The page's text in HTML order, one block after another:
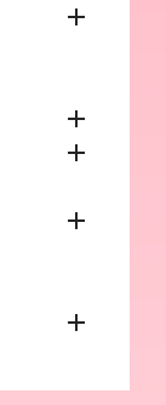




